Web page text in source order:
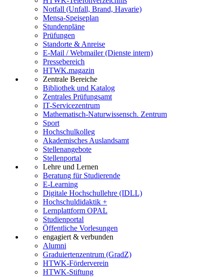
Notfall (Unfall, Brand, Havarie)
Mensa-Speiseplan
Stundenpläne
Prüfungen
Standorte & Anreise
E-Mail / Webmailer (Dienste intern)
Pressebereich
HTWK.magazin
Zentrale Bereiche
Bibliothek und Katalog
Zentrales Prüfungsamt
IT-Servicezentrum
Mathematisch-Naturwissensch. Zentrum
Sport
Hochschulkolleg
Akademisches Auslandsamt
Stellenangebote
Stellenportal
Lehre und Lernen
Beratung für Studierende
E-Learning
Digitale Hochschullehre (IDLL)
Hochschuldidaktik +
Lernplattform OPAL
Studienportal
Öffentliche Vorlesungen
engagiert & verbunden
Alumni
Graduiertenzentrum (GradZ)
HTWK-Förderverein
HTWK-Stiftung